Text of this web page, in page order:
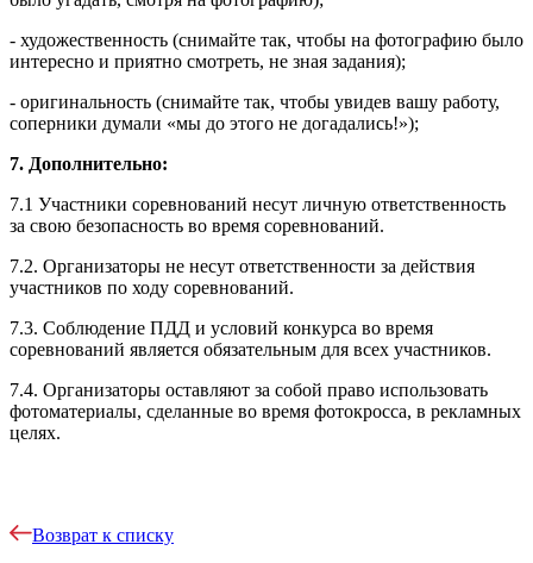
- художественность (снимайте так, чтобы на фотографию было
интересно и приятно смотреть, не зная задания);
- оригинальность (снимайте так, чтобы увидев вашу работу,
соперники думали «мы до этого не догадались!»);
7. Дополнительно:
7.1 Участники соревнований несут личную ответственность
за свою безопасность во время соревнований.
7.2. Организаторы не несут ответственности за действия
участников по ходу соревнований.
7.3. Соблюдение ПДД и условий конкурса во время
соревнований является обязательным для всех участников.
7.4. Организаторы оставляют за собой право использовать
фотоматериалы, сделанные во время фотокросса, в рекламных
целях.
Возврат к списку